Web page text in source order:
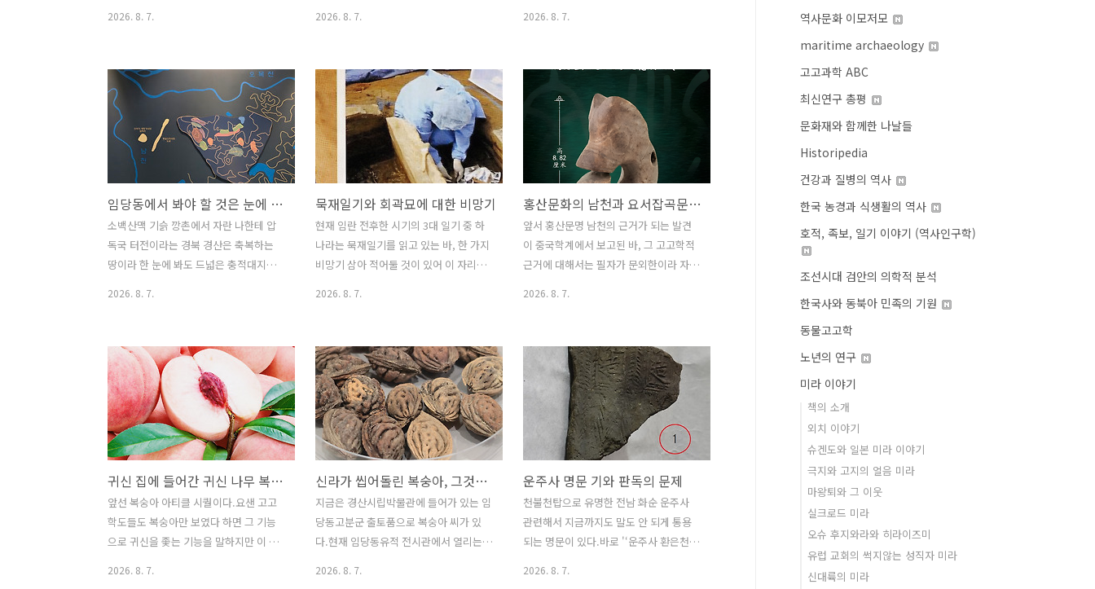
어를 묻은 ..
하지 않은 부분이 있다. 예를 들면 이렇다.
네안데르탈 인 dna가 이입되어 있다면 당
연히 미토콘드리아 dna에 그 흔적이 남아
있어야 한다. 현생인류와는 훨씬 이전에
갈라진 사람들이므로 현생인류 미토콘드
리아 dna의 계통도를 그리면,네안데르탈
인에 해당하는 고립된 가지가 확인되어야
한다는 말이다. 그런데 전혀 그렇지 않고
현생인류의 미토콘드리아 dna는 이브의
후손으로 상징되는 매우 높은 통일성을
보이고, 그 어디에도 네안데르탈인의 흔
2026. 8. 7.
근육과 뼈 성장을 조절해 신체 형태를 형
성하는 데 도움을 준다.뇌하수체에서 분
비되어 혈액을 통해 세포로 이동한다.세
포에 작용하려면 호르몬이 세포 표면 수
용체receptor에 결합해야 하며, 수용체
는 세포 안으로 신호를 전달한다.카롤린
스카 연구소Karolinska Institutet 휴고
제베르크Hugo Zeberg와 막스 플랑크
진화인류학 연구소 필립 카니스Philipp
Kanis가 이끄는 국제 연구팀은 네안데르
탈인의 성장 호르몬 수용체에 현대인에게
2026. 8. 7.
섰다가 전사한 김령윤金令胤이다. 령
historylibrary.net김단장께서 옛날에 쓴
위 기사를 본 바, 여기에 반굴, 신도와 울
루, 그리고 복숭아와 금 닭 이야기가 나온
다. 6세기 신라와 관련이 있는 장면이 이
중 반굴, 복숭아, 금 닭까지 무려 이 중 3
개나 겹쳐지는 듯? 복숭아는 단순히 죽은
이에게 서빙하는 과일이 아니라 종교적
의미가 있었던 것일까?
2026. 8. 7.
임당동에서 봐야 할 것은 눈에 뵈는 조 들깨가 아닌 뵈지 않는 쌀!
소백산맥 기슭 깡촌에서 자란 나한테 압
독국 터전이라는 경북 경산은 축복하는
땅이라 한 눈에 봐도 드넓은 충적대지라
대이며 특히나 그 햄심구역으로 지목하는
임당동이니 조영동이니 하는 유적이 밀집
하는 데는 평야와 앝은 구릉밖에 없어 이
일대를 정좌한 영남대가 그리 캠퍼스가
큰 이유는 이 넓은 대지를 헐값에 불하받
았기 때문이다.근자 개관한 임당동유적전
시관이 압독국 특별전 비름빡에 내건 설
명판 중 하나라무덤이라는 한계가 있기는
하지마는 저 기술에서 이상한 점 없는가?
조 피 들깨는 보이는데 왜 쌀이 보이지 않
는지가 궁금하지 않은가?풍토 지형 보면
덤 파제끼고 주거..
2026. 8. 7.
묵재일기와 회곽묘에 대한 비망기
현재 임란 전후한 시기의 3대 일기 중 하
나라는 묵재일기를 읽고 있는 바, 한 가지
비망기 삼아 적어둘 것이 있어 이 자리를
례 등에 그 만드는 방법이 자세히 적혀 있
기는 하지만, 이 일기에서 적어둔 장면을
보면 또 새로운 각도에서 흥미로운 부분
이 있다. 잘 알다시피 조선시대 회곽묘에
는 국조오례의에 기록된 방식과 주자가례
에 기록된 방식에 좀 더 충실하게 따른 두
가지 유형이 있는데, 국조오례의 방식이
좀 더 이른 시기로 규모도 크고, 후자는 시
기도 늦고 규모도 작고, 또 신분상승으로
양반 코스프레를 하는 집안도 이런 방식
의 회곽묘를 다수 조영한 것으로 되어 있
2026. 8. 7.
홍산문화의 남천과 요서잡곡문명의 동래
앞서 홍산문명 남천의 근거가 되는 발견
이 중국학계에서 보고된 바, 그 고고학적
근거에 대해서는 필자가 문외한이라 자세
쳐 일본열도로 빠져 나갔음이 꾸준하게
보고되고 있다는 점을 지적하고자 한다.
굳이 홍산문명과 그 주민의 남천을 부정
하고 싶은 생각은 없는데, 이 문명의 해체
기에 과연 그 주민이 남쪽으로만 갔겠는
가. 여기에 대해서는 아마 우리들도 할 말
이 좀 있지 않을까. 구체적으로 보자면 일
본 학계에서는 이 "요서지역의 잡곡문명
주민"이 먼저 한반도를 거쳐 일본에 이르
고, 그 이후에 "한족계 이주민"이 다시 유
입된다고 하는 바, 이러한 흐름은 한반도
2026. 8. 7.
귀신 집에 들어간 귀신 나무 복숭아
앞선 복숭아 아티클 시퀄이다.요샌 고고
학도들도 복숭아만 보였다 하면 그 기능
으로 귀신을 좇는 기능을 말하지만 이 말
2026. 8. 7.
신라가 씹어돌린 복숭아, 그것이 초래할 심대한 문제들
지금은 경산시립박물관에 들어가 있는 임
당동고분군 출토품으로 복숭아 씨가 있
다.현재 임당동유적 전시관에서 열리는
2026. 8. 7.
운주사 명문 기와 판독의 문제
천불천탑으로 유명한 전남 화순 운주사
관련해서 지금까지도 말도 안 되게 통용
되는 명문이 있다.바로 '‘운주사 환은천
2026. 8. 7.
역사문화 이모저모
maritime archaeology
고고과학 ABC
최신연구 총평
문화재와 함께한 나날들
Historipedia
건강과 질병의 역사
한국 농경과 식생활의 역사
호적, 족보, 일기 이야기 (역사인구학)
조선시대 검안의 의학적 분석
한국사와 동북아 민족의 기원
동물고고학
노년의 연구
미라 이야기
책의 소개
외치 이야기
슈겐도와 일본 미라 이야기
극지와 고지의 얼음 미라
마왕퇴와 그 이웃
실크로드 미라
오슈 후지와라와 히라이즈미
유럽 교회의 썩지않는 성직자 미라
신대륙의 미라